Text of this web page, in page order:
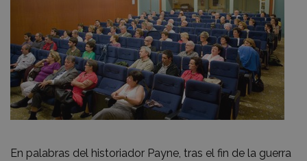
En palabras del historiador Payne, tras el fin de la guerra